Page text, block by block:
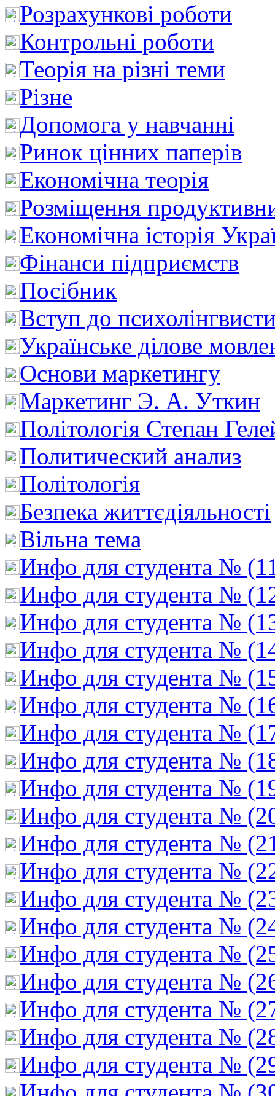
Розрахункові роботи
Контрольні роботи
Теорія на різні теми
Різне
Допомога у навчанні
Ринок цінних паперів
Економічна теорія
Розміщення
Економічна історія
Фінанси підприємств
Посібник
Вступ до
Українське ділове
Основи маркетингу
Маркетинг Э. А. Уткин
Політологія Степан
Политический анализ
Політологія
Безпека життєдіяльності
Вільна тема
Инфо для студента №
Инфо для студента №
Инфо для студента №
Инфо для студента №
Инфо для студента №
Инфо для студента №
Инфо для студента №
Инфо для студента №
Инфо для студента №
Инфо для студента №
Инфо для студента №
Инфо для студента №
Инфо для студента №
Инфо для студента №
Инфо для студента №
Инфо для студента №
Инфо для студента №
Инфо для студента №
Инфо для студента №